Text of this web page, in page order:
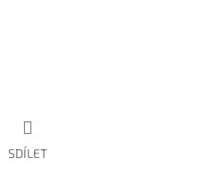
SDÍLET